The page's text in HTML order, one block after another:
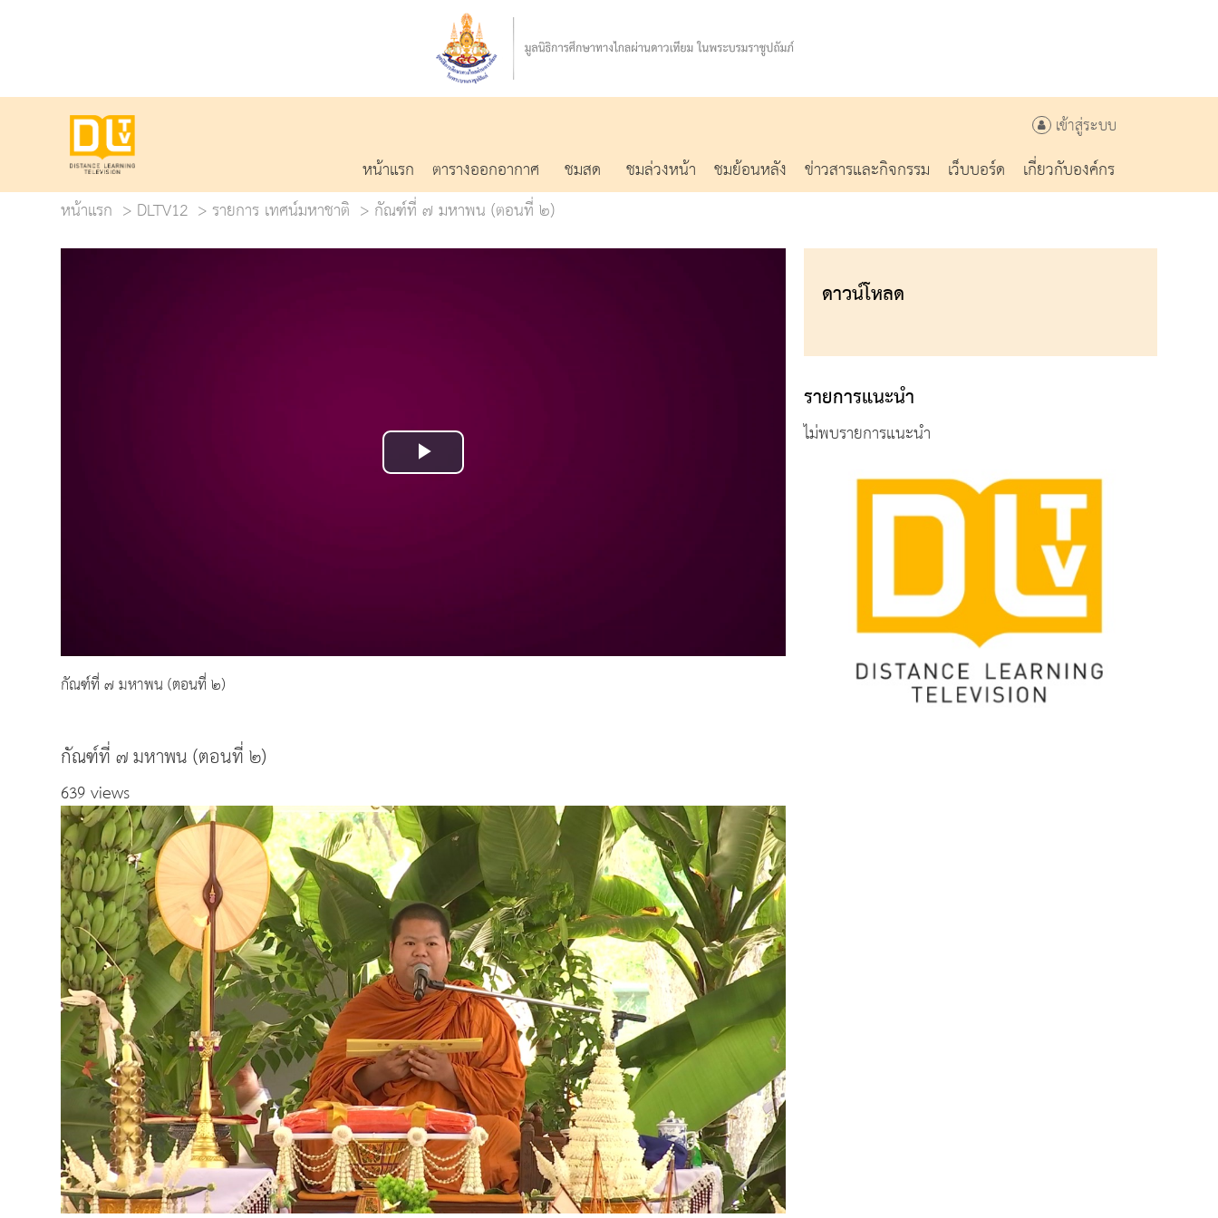
เข้าสู่ระบบ
หน้าแรก ตารางออกอากาศ ชมสด ชมล่วงหน้า ชมย้อนหลัง ข่าวสารและกิจกรรม เว็บบอร์ด
เกี่ยวกับองค์กร
หน้าแรก
DLTV12 รายการ เทศน์มหาชาติ กัณฑ์ที่ ๗ มหาพน (ตอนที่ ๒)
Play
กัณฑ์ที่ ๗ มหาพน (ตอนที่ ๒)
กัณฑ์ที่ ๗ มหาพน (ตอนที่ ๒)
639 views
ดาวน์โหลด
รายการแนะนำ
ไม่พบรายการแนะนำ